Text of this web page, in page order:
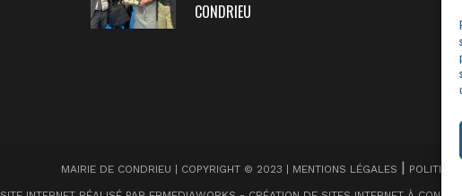
CONDRIEU
MAIRIE DE CONDRIEU | COPYRIGHT © 2023 | MENTIONS LÉGALES |